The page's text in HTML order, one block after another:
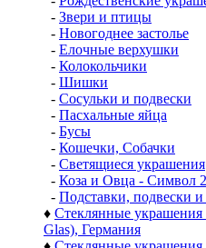
- Звери и птицы
- Новогоднее застолье
- Елочные верхушки
- Колокольчики
- Шишки
- Сосульки и подвески
- Пасхальные яйца
- Бусы
- Кошечки, Собачки
- Светящиеся украшения
- Коза и Овца - Символ
- Подставки, подвески
♦ Стеклянные
Glas), Германия